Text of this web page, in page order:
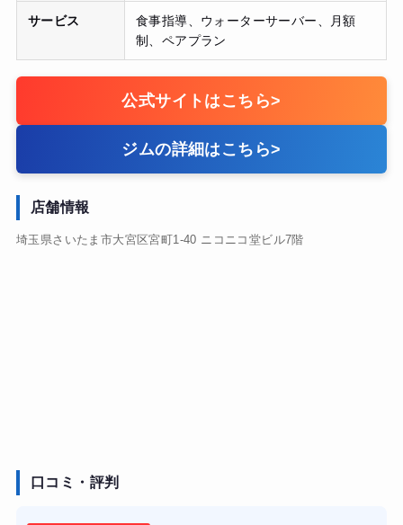
サービス
食事指導、ウォーターサーバー、月額
制、ペアプラン
公式サイトはこちら>
ジムの詳細はこちら>
店舗情報
埼玉県さいたま市大宮区宮町1-40 ニコニコ堂ビル7階
口コミ・評判